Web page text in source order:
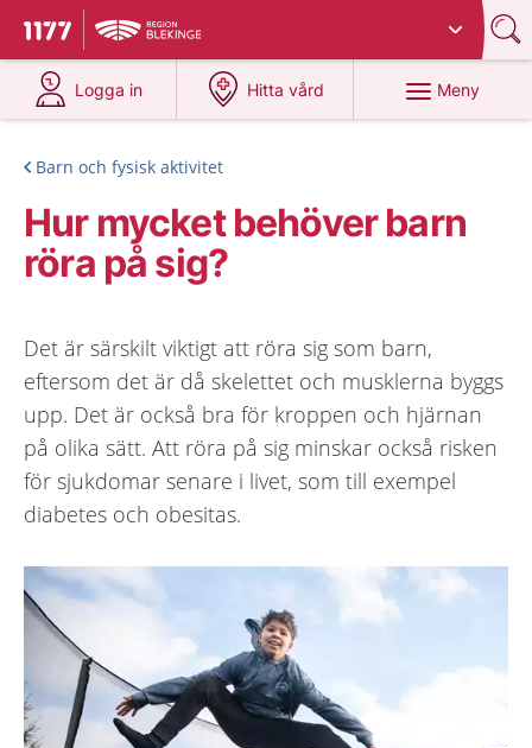
Till startsidan för 1177
Du har valt region
Logga in
på 1177.se
Hitta vård
på 1177.se
Meny
Barn och fysisk aktivitet
Hur mycket behöver barn
röra på sig?
Det är särskilt viktigt att röra sig som barn,
eftersom det är då skelettet och musklerna byggs
upp. Det är också bra för kroppen och hjärnan
på olika sätt. Att röra på sig minskar också risken
för sjukdomar senare i livet, som till exempel
diabetes och obesitas.